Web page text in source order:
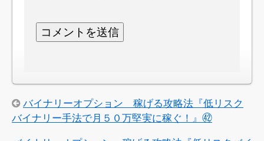
バイナリーオプション 稼げる攻略法『低リスク
バイナリー手法で月５０万堅実に稼ぐ！』㊷